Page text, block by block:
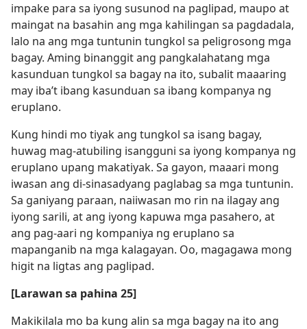
impake para sa iyong susunod na paglipad, maupo at
maingat na basahin ang mga kahilingan sa pagdadala,
lalo na ang mga tuntunin tungkol sa peligrosong mga
bagay. Aming binanggit ang pangkalahatang mga
kasunduan tungkol sa bagay na ito, subalit maaaring
may iba’t ibang kasunduan sa ibang kompanya ng
eruplano.
Kung hindi mo tiyak ang tungkol sa isang bagay,
huwag mag-atubiling isangguni sa iyong kompanya ng
eruplano upang makatiyak. Sa gayon, maaari mong
iwasan ang di-sinasadyang paglabag sa mga tuntunin.
Sa ganiyang paraan, naiiwasan mo rin na ilagay ang
iyong sarili, at ang iyong kapuwa mga pasahero, at
ang pag-aari ng kompaniya ng eruplano sa
mapanganib na mga kalagayan. Oo, magagawa mong
higit na ligtas ang paglipad.
[Larawan sa pahina 25]
Makikilala mo ba kung alin sa mga bagay na ito ang